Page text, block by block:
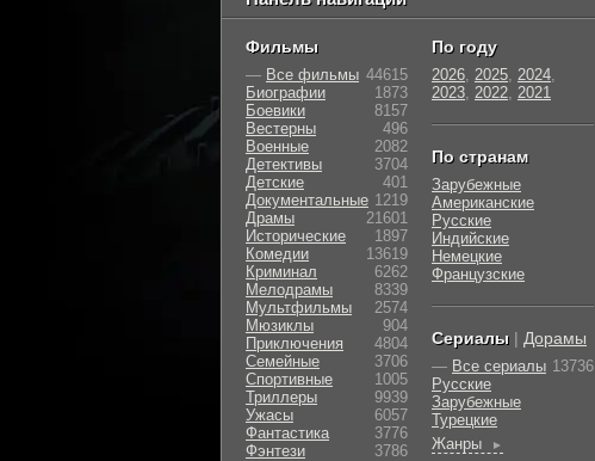
Фильмы
— Все фильмы 44615
Биографии
1873
Боевики
8157
Вестерны
496
Военные
2082
Детективы
3704
Детские
401
Документальные 1219
Драмы
21601
Исторические
1897
Комедии
13619
Криминал
6262
Мелодрамы
8339
Мультфильмы
2574
Мюзиклы
904
Приключения
4804
Семейные
3706
Cпортивные
1005
Триллеры
9939
Ужасы
6057
Фантастика
3776
Фэнтези
3786
По году
2026, 2025, 2024,
2023, 2022, 2021
По странам
Зарубежные
Американские
Русские
Индийские
Немецкие
Французские
Сериалы | Дорамы
— Все сериалы 13736
Русские
Зарубежные
Турецкие
Жанры
►